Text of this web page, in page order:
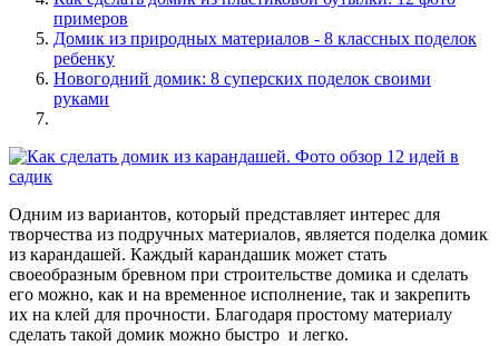
примеров
Домик из природных материалов - 8 классных поделок
ребенку
Новогодний домик: 8 суперских поделок своими
руками
Одним из вариантов, который представляет интерес для
творчества из подручных материалов, является поделка домик
из карандашей. Каждый карандашик может стать
своеобразным бревном при строительстве домика и сделать
его можно, как и на временное исполнение, так и закрепить
их на клей для прочности. Благодаря простому материалу
сделать такой домик можно быстро и легко.